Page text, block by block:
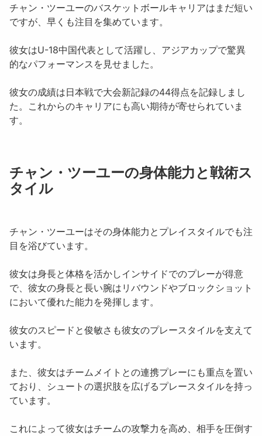
チャン・ツーユーのバスケットボールキャリアはまだ短い
ですが、早くも注目を集めています。
彼女はU-18中国代表として活躍し、アジアカップで驚異
的なパフォーマンスを見せました。
彼女の成績は日本戦で大会新記録の44得点を記録しまし
た。これからのキャリアにも高い期待が寄せられていま
す。
チャン・ツーユーの身体能力と戦術ス
タイル
チャン・ツーユーはその身体能力とプレイスタイルでも注
目を浴びています。
彼女は身長と体格を活かしインサイドでのプレーが得意
で、彼女の身長と長い腕は リバウンドやブロックショット
において優れた能力を発揮します。
彼女のスピードと俊敏さも彼女のプレースタイルを支えて
います。
また、彼女はチームメイトとの連携プレーにも重点を置い
ており、シュートの選択肢を広げるプレースタイルを持っ
ています。
これによって彼女はチームの攻撃力を高め、相手を圧倒す